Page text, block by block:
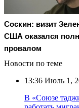
Соскин: визит
США оказался
провалом
Новости по теме
13:36 Июль 1,
В «Союзе